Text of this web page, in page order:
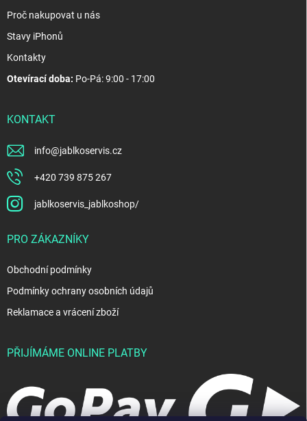
Proč nakupovat u nás
Stavy iPhonů
Kontakty
Otevírací doba: Po-Pá: 9:00 - 17:00
KONTAKT
info@jablkoservis.cz
+420 739 875 267
jablkoservis_jablkoshop/
PRO ZÁKAZNÍKY
Obchodní podmínky
Podmínky ochrany osobních údajů
Reklamace a vrácení zboží
PŘIJÍMÁME ONLINE PLATBY